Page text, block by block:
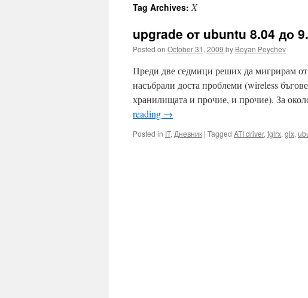
content
Tag Archives:X
upgrade от ubuntu 8.04 до
Posted on October 31, 2009 by Boyan Peychev
Преди две седмици реших да мигрирам
насъбрали доста проблеми (wireless
хранилищата и прочие, и прочие). За
reading →
Posted in IT, Дневник | Tagged ATI driver, fglrx, glx,